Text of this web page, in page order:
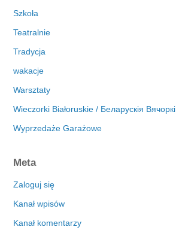
Szkoła
Teatralnie
Tradycja
wakacje
Warsztaty
Wieczorki Białoruskie / Беларускія Вячоркі
Wyprzedaże Garażowe
Meta
Zaloguj się
Kanał wpisów
Kanał komentarzy